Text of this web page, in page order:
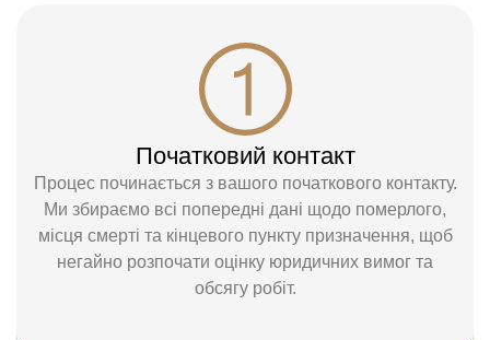
Початковий контакт
Процес починається з вашого початкового контакту.
Ми збираємо всі попередні дані щодо померлого,
місця смерті та кінцевого пункту призначення, щоб
негайно розпочати оцінку юридичних вимог та
обсягу робіт.